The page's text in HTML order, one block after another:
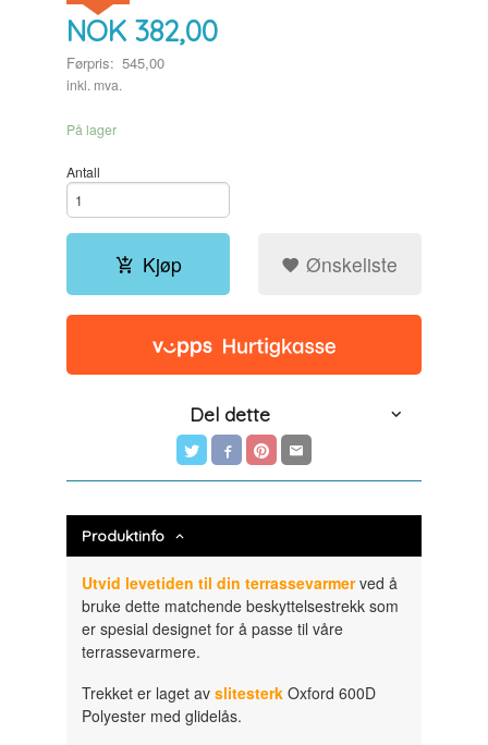
NOK 382,00
Førpris: 545,00
Rabatt
inkl. mva.
På lager
Antall
Kjøp Ønskeliste
Del dette
Produktinfo
Utvid levetiden til din terrassevarmerved å
bruke dette matchende beskyttelsestrekk som
er spesial designet for å passe til våre
terrassevarmere.
Trekket er laget avslitesterk Oxford 600D
Polyester med glidelås.